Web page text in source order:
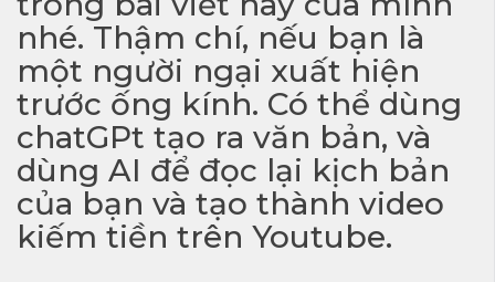
nhé. Thậm chí, nếu bạn là
một người ngại xuất hiện
trước ống kính. Có thể dùng
chatGPt tạo ra văn bản, và
dùng AI để đọc lại kịch bản
của bạn và tạo thành video
kiếm tiền trên Youtube.